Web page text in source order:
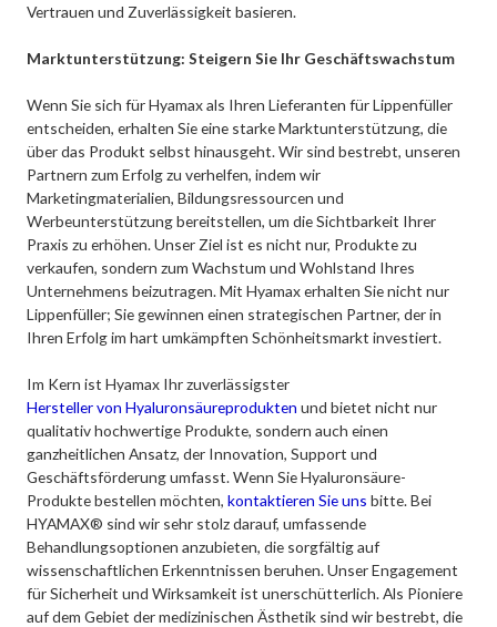
Vertrauen und Zuverlässigkeit basieren.
Marktunterstützung: Steigern Sie Ihr Geschäftswachstum
Wenn Sie sich für Hyamax als Ihren Lieferanten für Lippenfüller
entscheiden, erhalten Sie eine starke Marktunterstützung, die
über das Produkt selbst hinausgeht. Wir sind bestrebt, unseren
Partnern zum Erfolg zu verhelfen, indem wir
Marketingmaterialien, Bildungsressourcen und
Werbeunterstützung bereitstellen, um die Sichtbarkeit Ihrer
Praxis zu erhöhen. Unser Ziel ist es nicht nur, Produkte zu
verkaufen, sondern zum Wachstum und Wohlstand Ihres
Unternehmens beizutragen. Mit Hyamax erhalten Sie nicht nur
Lippenfüller; Sie gewinnen einen strategischen Partner, der in
Ihren Erfolg im hart umkämpften Schönheitsmarkt investiert.
Im Kern ist Hyamax Ihr zuverlässigster
Hersteller von Hyaluronsäureprodukten und bietet nicht nur
qualitativ hochwertige Produkte, sondern auch einen
ganzheitlichen Ansatz, der Innovation, Support und
Geschäftsförderung umfasst. Wenn Sie Hyaluronsäure-
Produkte bestellen möchten,kontaktieren Sie uns bitte. Bei
HYAMAX® sind wir sehr stolz darauf, umfassende
Behandlungsoptionen anzubieten, die sorgfältig auf
wissenschaftlichen Erkenntnissen beruhen. Unser Engagement
für Sicherheit und Wirksamkeit ist unerschütterlich. Als Pioniere
auf dem Gebiet der medizinischen Ästhetik sind wir bestrebt, die